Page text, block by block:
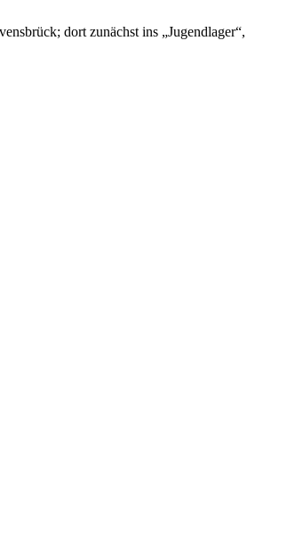
dort zunächst ins „Jugendlager“,